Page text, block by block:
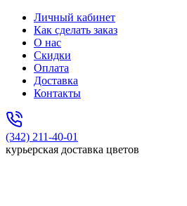
Личный кабинет
Как сделать заказ
О нас
Скидки
Оплата
Доставка
Контакты
(342) 211-40-01
курьерская доставка цветов